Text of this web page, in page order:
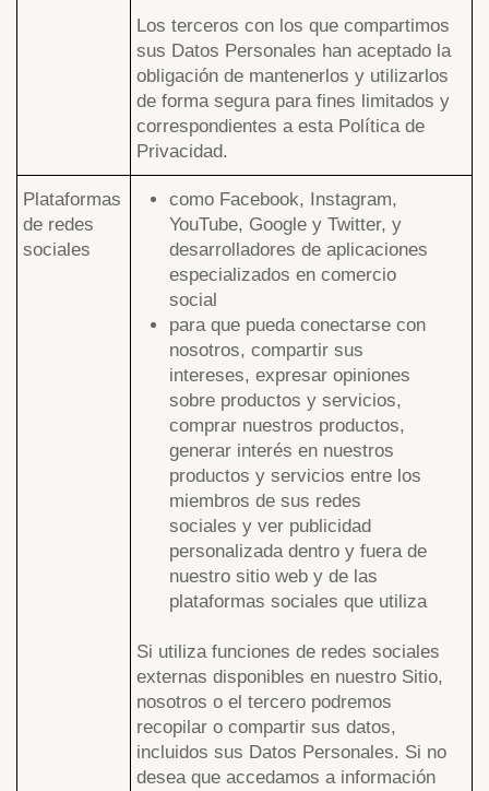
Los terceros con los que compartimos
sus Datos Personales han aceptado la
obligación de mantenerlos y utilizarlos
de forma segura para fines limitados y
correspondientes a esta Política de
Privacidad.
Plataformas
de redes
sociales
como Facebook, Instagram,
YouTube, Google y Twitter, y
desarrolladores de aplicaciones
especializados en comercio
social
para que pueda conectarse con
nosotros, compartir sus
intereses, expresar opiniones
sobre productos y servicios,
comprar nuestros productos,
generar interés en nuestros
productos y servicios entre los
miembros de sus redes
sociales y ver publicidad
personalizada dentro y fuera de
nuestro sitio web y de las
plataformas sociales que utiliza
Si utiliza funciones de redes sociales
externas disponibles en nuestro Sitio,
nosotros o el tercero podremos
recopilar o compartir sus datos,
incluidos sus Datos Personales. Si no
desea que accedamos a información